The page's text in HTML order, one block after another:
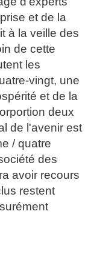
et de la
à la veille des
de cette
les
vingt, une
et de la
deux
de l'avenir est
/ quatre
des
avoir recours
restent